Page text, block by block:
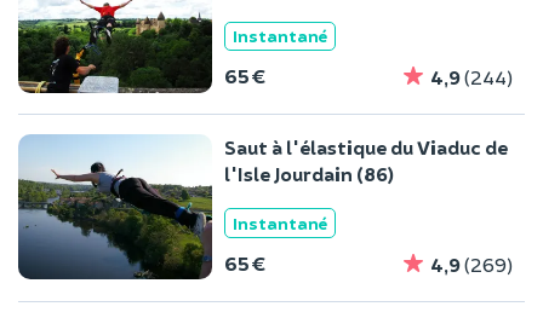
Instantané
65 € 4,9(244)
Saut à l'élastique du Viaduc de
l'Isle Jourdain (86)
Instantané
65 € 4,9(269)